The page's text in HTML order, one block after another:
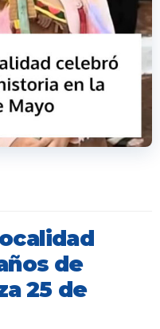
de
25 de